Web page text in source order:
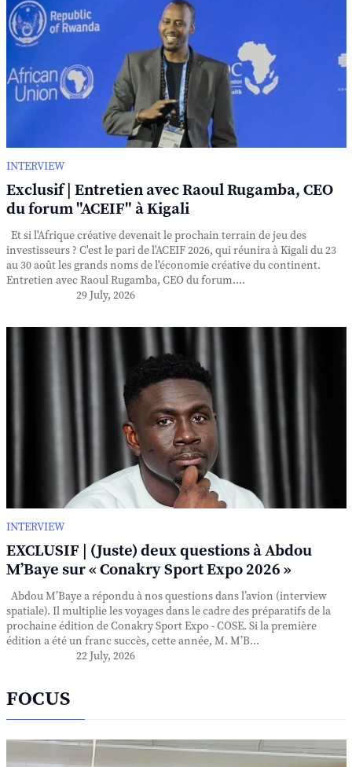
INTERVIEW
Exclusif | Entretien avec Raoul Rugamba, CEO
du forum "ACEIF" à Kigali
Et si l'Afrique créative devenait le prochain terrain de jeu des
investisseurs ? C'est le pari de l'ACEIF 2026, qui réunira à Kigali du 23
au 30 août les grands noms de l'économie créative du continent.
Entretien avec Raoul Rugamba, CEO du forum....
29 July, 2026
INTERVIEW
EXCLUSIF | (Juste) deux questions à Abdou
M’Baye sur « Conakry Sport Expo 2026 »
Abdou M’Baye a répondu à nos questions dans l’avion (interview
spatiale). Il multiplie les voyages dans le cadre des préparatifs de la
prochaine édition de Conakry Sport Expo - COSE. Si la première
édition a été un franc succès, cette année, M. M’B...
22 July, 2026
FOCUS